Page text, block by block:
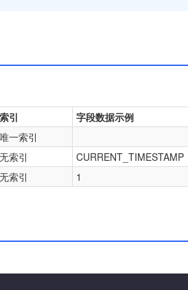
索引
字段数据示例
唯一索引
无索引
CURRENT_TIMESTAMP
无索引
1